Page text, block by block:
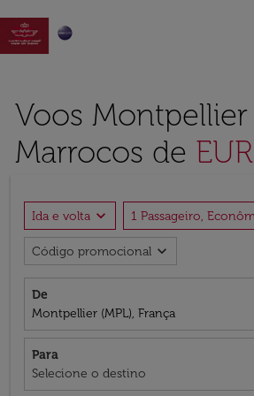

Voos Montpellier
Marrocos de
Ida e volta expand_more 1 Passageiro,
Código promocional expand_more
De
Montpellier (MPL), França
Para
Selecione o destino